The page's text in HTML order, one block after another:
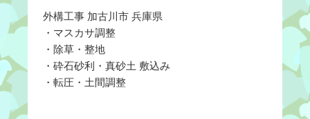
外構工事 加古川市 兵庫県
・マスカサ調整
・除草・整地
・砕石砂利・真砂土 敷込み
・転圧・土間調整